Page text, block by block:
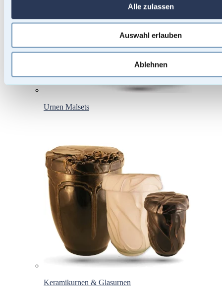
Alle zulassen
Auswahl erlauben
Ablehnen
Urnen Malsets
Keramikurnen & Glasurnen